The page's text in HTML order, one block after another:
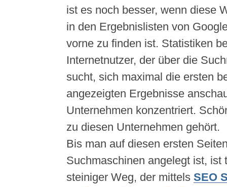
ist es noch besser, wenn diese
in den Ergebnislisten von
vorne zu finden ist. Statistiken
Internetnutzer, der über die
sucht, sich maximal die ersten
angezeigten Ergebnisse
Unternehmen konzentriert.
zu diesen Unternehmen gehört.
Bis man auf diesen ersten
Suchmaschinen angelegt ist, ist
steiniger Weg, der mittels SEO